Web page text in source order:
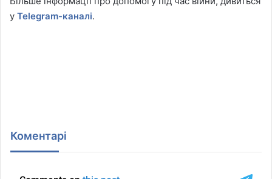
у Telegram-каналі.
Коментарі